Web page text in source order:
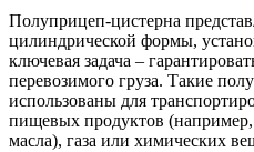
Полуприцеп-цистерна
цилиндрической формы,
ключевая задача –
перевозимого груза. Такие
использованы для
пищевых продуктов (например,
масла), газа или химических